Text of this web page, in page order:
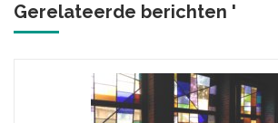
Gerelateerde berichten '